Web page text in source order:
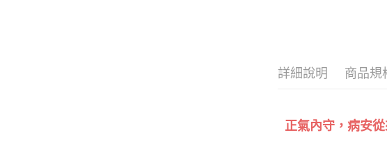
詳細說明 商品規
正氣內守，病安